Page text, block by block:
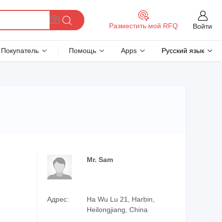
Разместить мой RFQ Войти
Покупатель Помощь Apps Русский язык
Mr. Sam
Адрес:
Ha Wu Lu 21, Harbin,
Heilongjiang, China